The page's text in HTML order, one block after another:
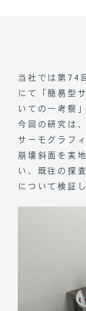
当社では第
にて「簡易型
いての一考察
今回の研究は
サーモグラフ
崩壊斜面を実
い、既往の探
について検証